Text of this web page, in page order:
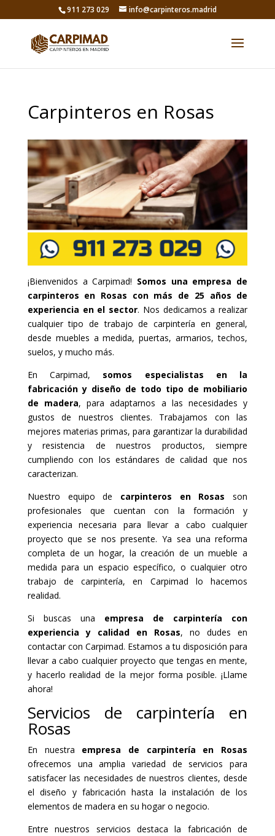
911 273 029 info@carpinteros.madrid
Carpinteros en Rosas
¡Bienvenidos a Carpimad! Somos una empresa de
carpinteros en Rosas con más de 25 años de
experiencia en el sector. Nos dedicamos a realizar
cualquier tipo de trabajo de carpintería en general,
desde muebles a medida, puertas, armarios, techos,
suelos, y mucho más.
En Carpimad, somos especialistas en la
fabricación y diseño de todo tipo de mobiliario
de madera, para adaptarnos a las necesidades y
gustos de nuestros clientes. Trabajamos con las
mejores materias primas, para garantizar la durabilidad
y resistencia de nuestros productos, siempre
cumpliendo con los estándares de calidad que nos
caracterizan.
Nuestro equipo de carpinteros en Rosasson
profesionales que cuentan con la formación y
experiencia necesaria para llevar a cabo cualquier
proyecto que se nos presente. Ya sea una reforma
completa de un hogar, la creación de un mueble a
medida para un espacio específico, o cualquier otro
trabajo de carpintería, en Carpimad lo hacemos
realidad.
Si buscas una empresa de carpintería con
experiencia y calidad en Rosas, no dudes en
contactar con Carpimad. Estamos a tu disposición para
llevar a cabo cualquier proyecto que tengas en mente,
y hacerlo realidad de la mejor forma posible. ¡Llame
ahora!
Servicios de carpintería en
Rosas
En nuestra empresa de carpintería en Rosas
ofrecemos una amplia variedad de servicios para
satisfacer las necesidades de nuestros clientes, desde
el diseño y fabricación hasta la instalación de los
elementos de madera en su hogar o negocio.
Entre nuestros servicios destaca la fabricación de